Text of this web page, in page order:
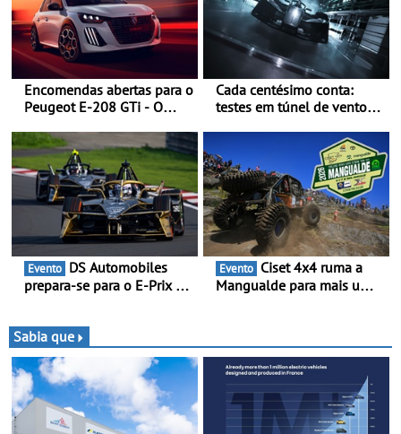
Encomendas abertas para o
Peugeot E-208 GTi - O
com as melhores
performances da categoria
Cada centésimo conta:
testes em túnel de vento
túnel de vento fornece
dados de alta precisão para
o equilíbrio, a eficiência e a
afinação do veículo
Evento
prepara-se para o E-Prix de
noturnas, uma estreia para
no campeonato
Evento
Mangualde para mais um
Sabia que